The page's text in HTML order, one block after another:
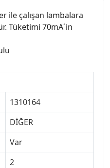
ile çalışan lambalara
Tüketimi 70mA´in
1310164
DİĞER
Var
2